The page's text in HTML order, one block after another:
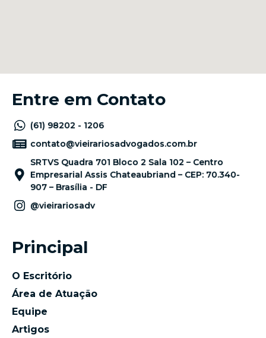
Entre em Contato
(61) 98202 - 1206
contato@vieirariosadvogados.com.br
SRTVS Quadra 701 Bloco 2 Sala 102 – Centro
Empresarial Assis Chateaubriand – CEP: 70.340-
907 – Brasília - DF
@vieirariosadv
Principal
O Escritório
Área de Atuação
Equipe
Artigos